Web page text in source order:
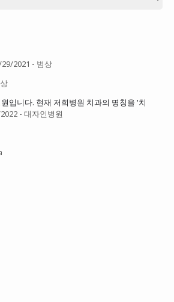
2021 - 범상
입니다. 현재 저희병원 치과의 명칭을 '치
- 대자인병원